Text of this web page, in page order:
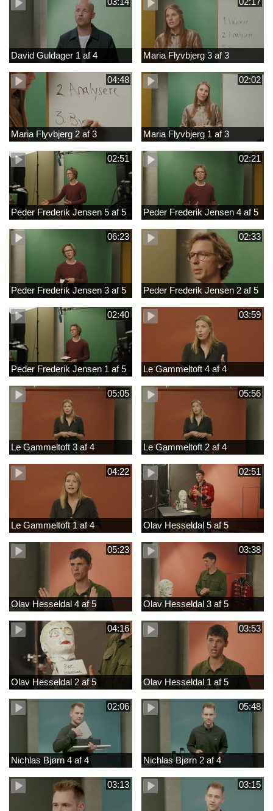
David Guldager 1 af 4 Maria Flyvbjerg 3 af 3
04:48
Maria Flyvbjerg 2 af 3
02:02
Maria Flyvbjerg 1 af 3
02:51
Peder Frederik Jensen 5 af 5
02:21
Peder Frederik Jensen 4 af 5
06:23
Peder Frederik Jensen 3 af 5
02:33
Peder Frederik Jensen 2 af 5
02:40
Peder Frederik Jensen 1 af 5
03:59
Le Gammeltoft 4 af 4
05:05
Le Gammeltoft 3 af 4
05:56
Le Gammeltoft 2 af 4
04:22
Le Gammeltoft 1 af 4
02:51
Olav Hesseldal 5 af 5
05:23
Olav Hesseldal 4 af 5
03:38
Olav Hesseldal 3 af 5
04:16
Olav Hesseldal 2 af 5
03:53
Olav Hesseldal 1 af 5
02:06
Nichlas Bjørn 4 af 4
05:48
Nichlas Bjørn 2 af 4
03:13 03:15